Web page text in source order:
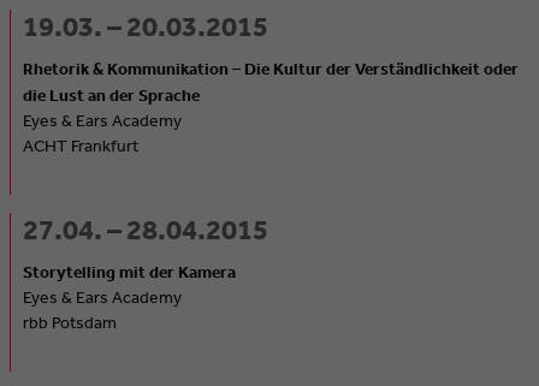
19.03. – 20.03.2015
Rhetorik & Kommunikation – Die Kultur der Verständlichkeit oder
die Lust an der Sprache
Eyes & Ears Academy
ACHT Frankfurt
27.04. – 28.04.2015
Storytelling mit der Kamera
Eyes & Ears Academy
rbb Potsdam